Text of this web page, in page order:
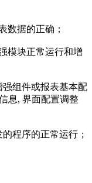
数据的正确；
模块正常运行和增
组件或报表基本配
息, 界面配置调整
程序的正常运行；